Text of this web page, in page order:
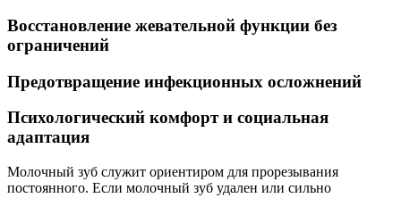
Восстановление жевательной функции без
ограничений
Предотвращение инфекционных осложнений
Психологический комфорт и социальная
адаптация
Молочный зуб служит ориентиром для прорезывания
постоянного. Если молочный зуб удален или сильно